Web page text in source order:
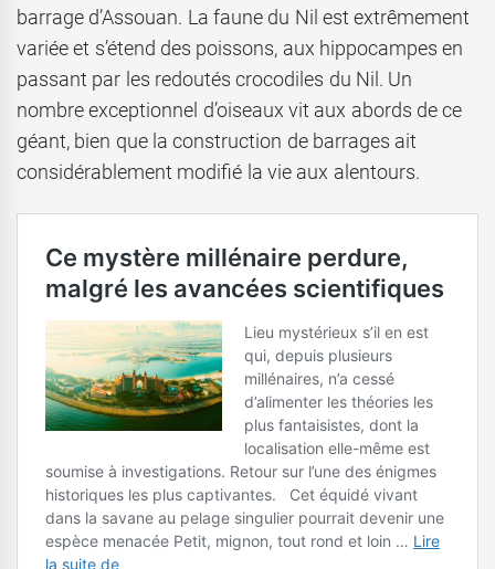
barrage d’Assouan. La faune du Nil est extrêmement
variée et s’étend des poissons, aux hippocampes en
passant par les redoutés crocodiles du Nil. Un
nombre exceptionnel d’oiseaux vit aux abords de ce
géant, bien que la construction de barrages ait
considérablement modifié la vie aux alentours.